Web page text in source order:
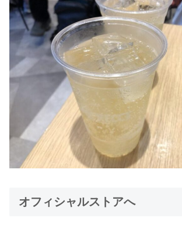
オフィシャルストアへ